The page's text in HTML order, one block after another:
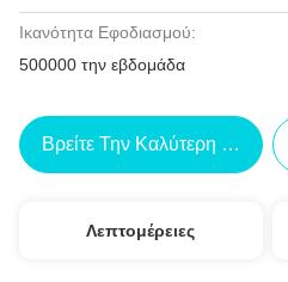
Ικανότητα Εφοδιασμού:
500000 την εβδομάδα
Βρείτε Την Καλύτερη Τιμή
Λεπτομέρειες